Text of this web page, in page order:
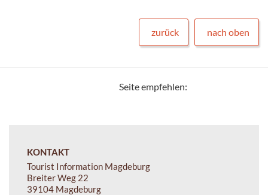
zurück nach oben
Seite empfehlen:
KONTAKT
Tourist Information Magdeburg
Breiter Weg 22
39104 Magdeburg